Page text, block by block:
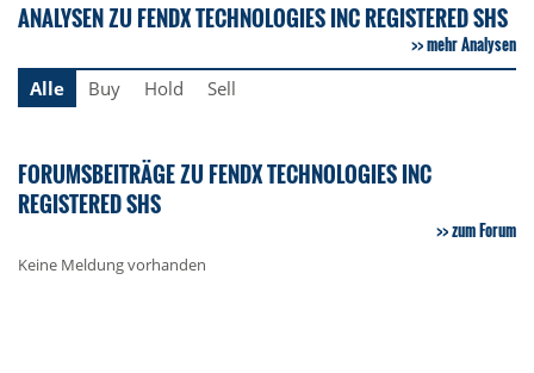
ANALYSEN ZU FENDX TECHNOLOGIES INC REGISTERED SHS
mehr Analysen
Alle
Buy Hold Sell
FORUMSBEITRÄGE ZU FENDX TECHNOLOGIES INC
REGISTERED SHS
zum Forum
Keine Meldung vorhanden